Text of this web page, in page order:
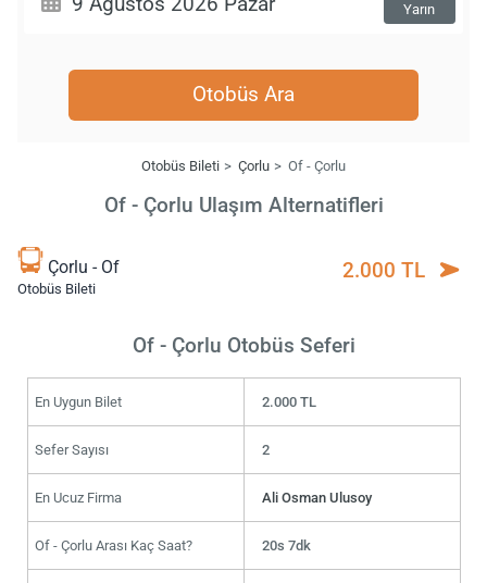
Yarın
Otobüs Ara
Otobüs Bileti Çorlu Of - Çorlu
Of - Çorlu Ulaşım Alternatifleri
Çorlu - Of
Otobüs Bileti
2.000 TL
Of - Çorlu Otobüs Seferi
En Uygun Bilet 2.000 TL
Sefer Sayısı 2
En Ucuz Firma Ali Osman Ulusoy
Of - Çorlu Arası Kaç Saat? 20s 7dk